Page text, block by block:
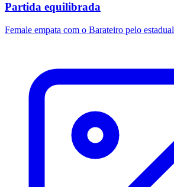
Partida equilibrada
Female empata com o Barateiro pelo estadual